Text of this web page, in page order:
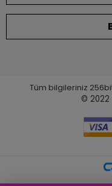
Tüm bilgileriniz
© 2022